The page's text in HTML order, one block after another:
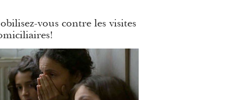
vous contre les visites